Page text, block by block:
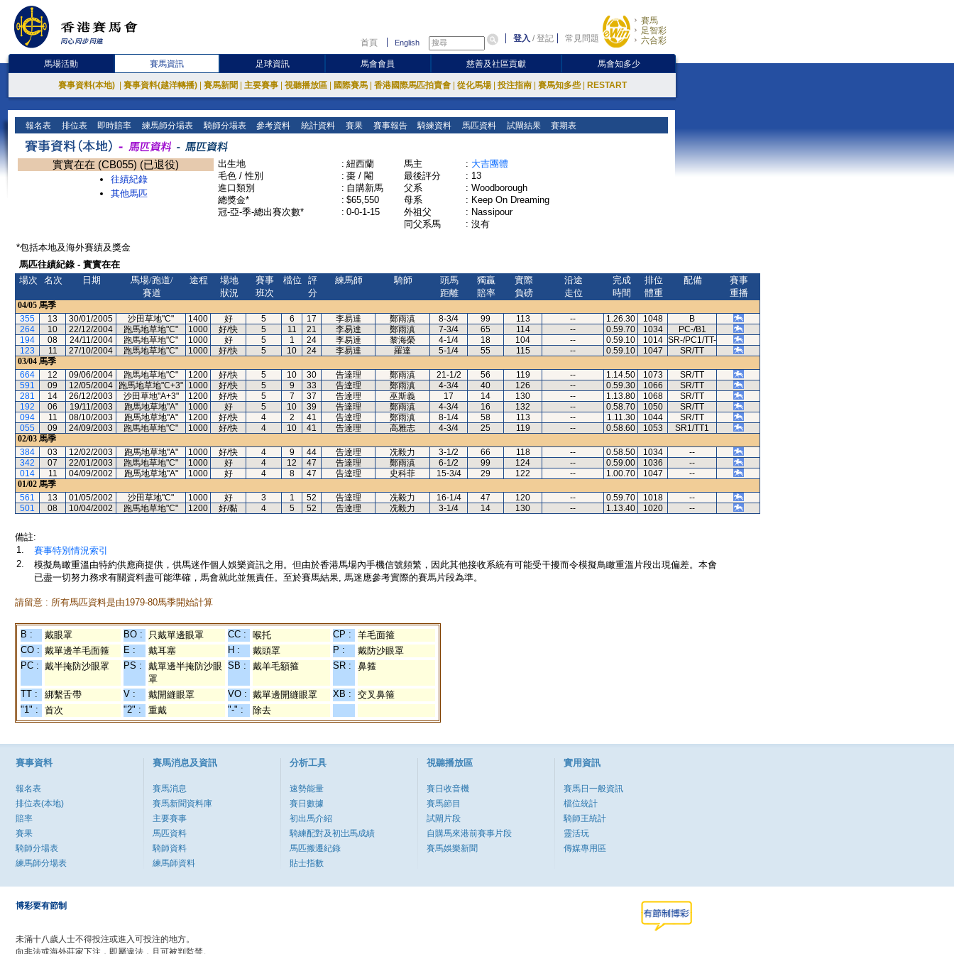
首頁 English 登入 /登記 常見問題
賽馬
足智彩
六合彩
馬場活動 賽馬資訊 足球資訊 馬會會員 慈善及社區貢獻 馬會知多少
賽事資料(本地) 賽事資料(越洋轉播) 賽馬新聞 主要賽事 視聽播放區 國際賽馬 香港國際馬匹拍賣會 從化馬場 投注指南 賽馬知多些 RESTART
報名表 排位表 即時賠率 練馬師分場表 騎師分場表 參考資料 統計資料 賽果 賽事報告 騎練資料 馬匹資料 試閘結果 賽期表
實實在在 (CB055) (已退役)
往績紀錄
其他馬匹
出生地 : 紐西蘭
毛色 / 性別
: 棗 / 閹
進口類別
: 自購新馬
總獎金*
: $65,550
冠-亞-季-總出賽次數*
: 0-0-1-15
馬主 : 大吉團體
最後評分
: 13
父系
: Woodborough
母系
: Keep On Dreaming
外祖父
: Nassipour
同父系馬
: 沒有
*包括本地及海外賽績及獎金
馬匹往績紀錄 - 實實在在
場次
名次 日期
馬場/跑道/
賽道
途程
場地
狀況
賽事
班次
檔位
評
分
練馬師 騎師
頭馬
距離
獨贏
賠率
實際
負磅
沿途
走位
完成
時間
排位
體重
配備
賽事
重播
04/05 馬季
355
13 30/01/2005 沙田草地"C" 1400 好 5 6 17 李易達 鄭雨滇 8-3/4 99 113 -- 1.26.30 1048
B
264
10 22/12/2004 跑馬地草地"C" 1000 好/快 5 11 21 李易達 鄭雨滇 7-3/4 65 114 -- 0.59.70 1034
PC-/B1
194
08 24/11/2004 跑馬地草地"C" 1000 好 5 1 24 李易達 黎海榮 4-1/4 18 104 -- 0.59.10 1014 SR-/PC1/TT-
123
11 27/10/2004 跑馬地草地"C" 1000 好/快 5 10 24 李易達 羅達 5-1/4 55 115 -- 0.59.10 1047
SR/TT
03/04 馬季
664
12 09/06/2004 跑馬地草地"C" 1200 好/快 5 10 30 告達理 鄭雨滇 21-1/2 56 119 -- 1.14.50 1073
SR/TT
591
09 12/05/2004 跑馬地草地"C+3" 1000 好/快 5 9 33 告達理 鄭雨滇 4-3/4 40 126 -- 0.59.30 1066
SR/TT
281
14 26/12/2003 沙田草地"A+3" 1200 好/快 5 7 37 告達理 巫斯義 17 14 130 -- 1.13.80 1068
SR/TT
192
06 19/11/2003 跑馬地草地"A" 1000 好 5 10 39 告達理 鄭雨滇 4-3/4 16 132 -- 0.58.70 1050
SR/TT
094
11 08/10/2003 跑馬地草地"A" 1200 好/快 4 2 41 告達理 鄭雨滇 8-1/4 58 113 -- 1.11.30 1044
SR/TT
055
09 24/09/2003 跑馬地草地"C" 1000 好/快 4 10 41 告達理 高雅志 4-3/4 25 119 -- 0.58.60 1053
SR1/TT1
02/03 馬季
384
03 12/02/2003 跑馬地草地"A" 1000 好/快 4 9 44 告達理 冼毅力 3-1/2 66 118 -- 0.58.50 1034
--
342
07 22/01/2003 跑馬地草地"C" 1000 好 4 12 47 告達理 鄭雨滇 6-1/2 99 124 -- 0.59.00 1036
--
014
11 04/09/2002 跑馬地草地"A" 1000 好 4 8 47 告達理 史科菲 15-3/4 29 122 -- 1.00.70 1047
--
01/02 馬季
561
13 01/05/2002 沙田草地"C" 1000 好 3 1 52 告達理 冼毅力 16-1/4 47 120 -- 0.59.70 1018
--
501
08 10/04/2002 跑馬地草地"C" 1200 好/黏 4 5 52 告達理 冼毅力 3-1/4 14 130 -- 1.13.40 1020 --
備註:
1.
賽事特別情況索引
2.
模擬鳥瞰重溫由特約供應商提供，供馬迷作個人娛樂資訊之用。但由於香港馬場內手機信號頻繁，因此其他接收系統有可能受干擾而令模擬鳥瞰重溫片段出現偏差。本會
已盡一切努力務求有關資料盡可能準確，馬會就此並無責任。至於賽馬結果, 馬迷應參考實際的賽馬片段為準。
請留意 : 所有馬匹資料是由1979-80馬季開始計算
B : 戴眼罩 BO : 只戴單邊眼罩 CC : 喉托 CP :
羊毛面箍
CO : 戴單邊羊毛面箍 E : 戴耳塞 H : 戴頭罩 P :
戴防沙眼罩
PC : 戴半掩防沙眼罩 PS :
戴單邊半掩防沙眼
罩
SB : 戴羊毛額箍 SR : 鼻箍
TT : 綁繫舌帶 V : 戴開縫眼罩 VO : 戴單邊開縫眼罩 XB :
交叉鼻箍
"1" :
首次 "2" : 重戴 "-" : 除去
賽事資料
報名表
排位表(本地)
賠率
賽果
騎師分場表
練馬師分場表
賽馬消息及資訊
賽馬消息
賽馬新聞資料庫
主要賽事
馬匹資料
騎師資料
練馬師資料
分析工具
速勢能量
賽日數據
初出馬介紹
騎練配對及初岀馬成績
馬匹搬遷紀錄
貼士指數
視聽播放區
賽日收音機
賽馬節目
試閘片段
自購馬來港前賽事片段
賽馬娛樂新聞
實用資訊
賽馬日一般資訊
檔位統計
騎師王統計
靈活玩
傳媒專用區
博彩要有節制
未滿十八歲人士不得投注或進入可投注的地方。
向非法或海外莊家下注，即屬違法，且可被判監禁。